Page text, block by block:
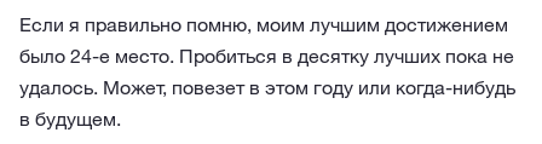
Если я правильно помню, моим лучшим достижением
было 24-е место. Пробиться в десятку лучших пока не
удалось. Может, повезет в этом году или когда-нибудь
в будущем.